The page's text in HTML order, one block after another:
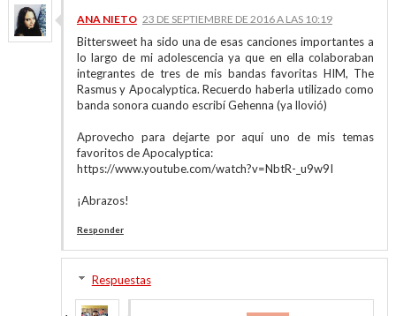
ANA NIETO 23 DE SEPTIEMBRE DE 2016 A LAS 10:19
Bittersweet ha sido una de esas canciones importantes a
lo largo de mi adolescencia ya que en ella colaboraban
integrantes de tres de mis bandas favoritas HIM, The
Rasmus y Apocalyptica. Recuerdo haberla utilizado como
banda sonora cuando escribí Gehenna (ya llovió)
Aprovecho para dejarte por aquí uno de mis temas
favoritos de Apocalyptica:
https://www.youtube.com/watch?v=NbtR-_u9w9I
¡Abrazos!
Responder
Respuestas